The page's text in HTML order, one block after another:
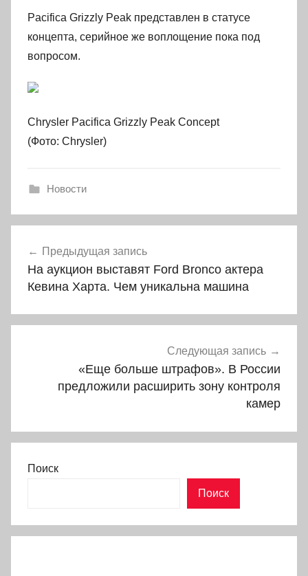
Pacifica Grizzly Peak представлен в статусе
концепта, серийное же воплощение пока под
вопросом.
Chrysler Pacifica Grizzly Peak Concept
(Фото: Chrysler)
Новости
по
записям
Предыдущая запись
На аукцион выставят Ford Bronco актера
Кевина Харта. Чем уникальна машина
Следующая запись
«Еще больше штрафов». В России
предложили расширить зону контроля
камер
Поиск
Поиск